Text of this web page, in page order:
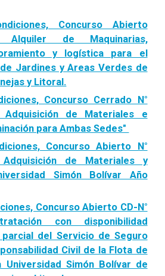
Concurso Abierto
Alquiler de Maquinarias,
y logística para el
Jardines y Areas Verdes de
y Litoral.
Concurso Cerrado N°
Adquisición de Materiales e
para Ambas Sedes"
Concurso Abierto N°
Adquisición de Materiales y
Simón Bolívar Año
Concurso Abierto CD-N°
con disponibilidad
del Servicio de Seguro
Civil de la Flota de
Universidad Simón Bolívar de